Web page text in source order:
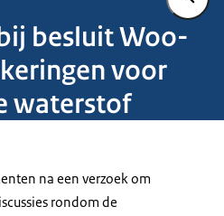
besluit Woo-
voor
waterstof
na een verzoek om
rondom de